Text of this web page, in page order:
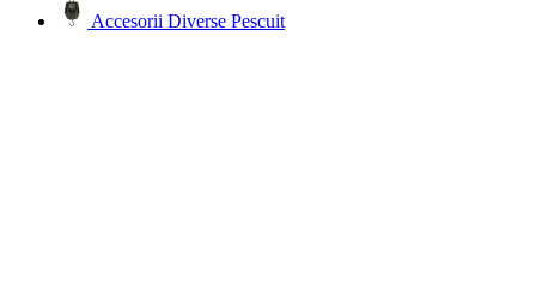
Accesorii Diverse Pescuit